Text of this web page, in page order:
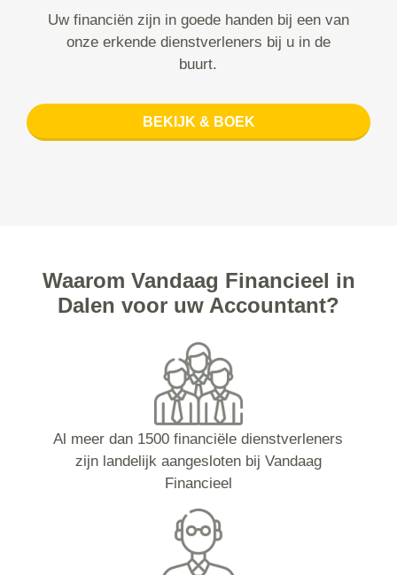
Uw financiën zijn in goede handen bij een van
onze erkende dienstverleners bij u in de
buurt.
BEKIJK & BOEK
Waarom Vandaag Financieel in
Dalen voor uw Accountant?
Al meer dan 1500 financiële dienstverleners
zijn landelijk aangesloten bij Vandaag
Financieel